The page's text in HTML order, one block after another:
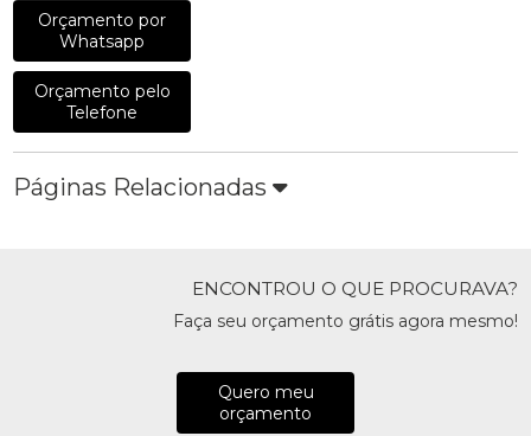
Orçamento por
Whatsapp
Orçamento pelo
Telefone
Páginas Relacionadas
ENCONTROU O QUE PROCURAVA?
Faça seu orçamento grátis agora mesmo!
Quero meu
orçamento